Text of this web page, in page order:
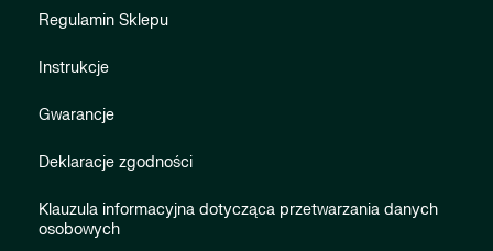
Regulamin Sklepu
Instrukcje
Gwarancje
Deklaracje zgodności
Klauzula informacyjna dotycząca przetwarzania danych
osobowych